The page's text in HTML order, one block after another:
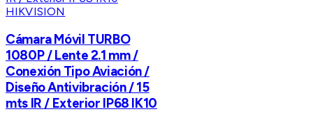
HIKVISION
Cámara Móvil TURBO
1080P / Lente 2.1 mm /
Conexión Tipo Aviación /
Diseño Antivibración / 15
mts IR / Exterior IP68 IK10